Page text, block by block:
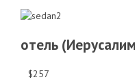
отель
$257